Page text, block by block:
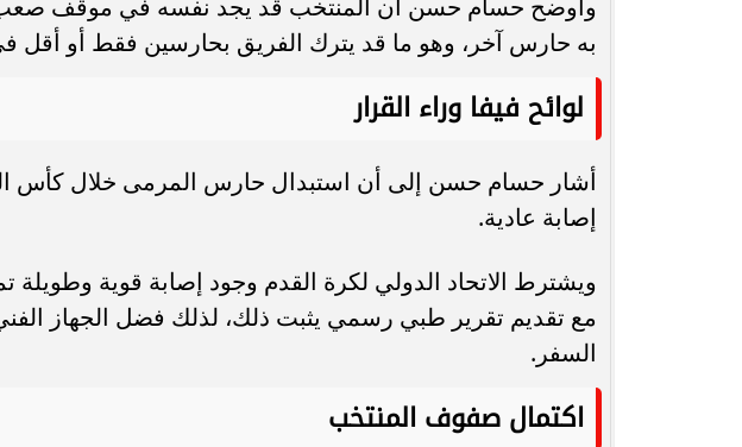
به حارس آخر، وهو ما قد يترك الفريق بحارسين فقط أو أقل
لوائح فيفا وراء القرار
أشار حسام حسن إلى أن استبدال حارس المرمى خلال كأس
إصابة عادية.
ويشترط الاتحاد الدولي لكرة القدم وجود إصابة قوية وطويلة
مع تقديم تقرير طبي رسمي يثبت ذلك، لذلك فضل الجهاز
السفر.
اكتمال صفوف المنتخب